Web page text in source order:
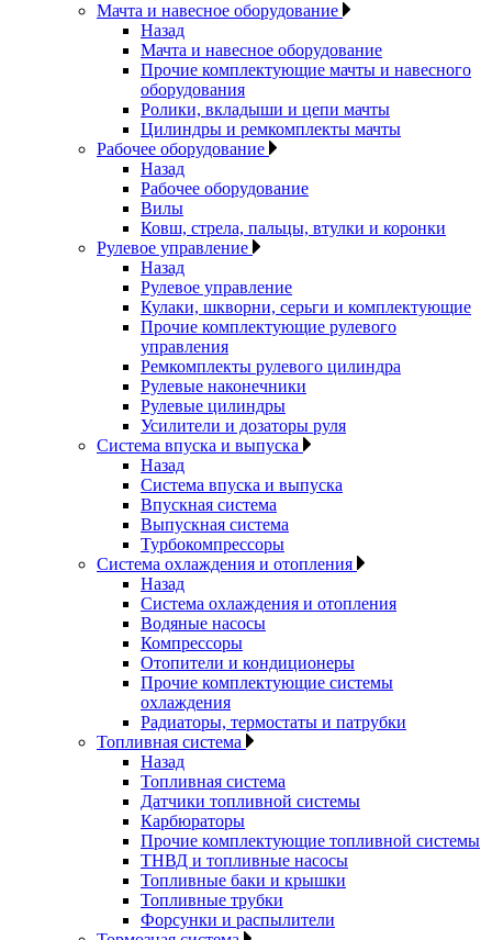
Мачта и навесное оборудование
Назад
Мачта и навесное оборудование
Прочие комплектующие мачты и навесного
оборудования
Ролики, вкладыши и цепи мачты
Цилиндры и ремкомплекты мачты
Рабочее оборудование
Назад
Рабочее оборудование
Вилы
Ковш, стрела, пальцы, втулки и коронки
Рулевое управление
Назад
Рулевое управление
Кулаки, шкворни, серьги и комплектующие
Прочие комплектующие рулевого
управления
Ремкомплекты рулевого цилиндра
Рулевые наконечники
Рулевые цилиндры
Усилители и дозаторы руля
Система впуска и выпуска
Назад
Система впуска и выпуска
Впускная система
Выпускная система
Турбокомпрессоры
Система охлаждения и отопления
Назад
Система охлаждения и отопления
Водяные насосы
Компрессоры
Отопители и кондиционеры
Прочие комплектующие системы
охлаждения
Радиаторы, термостаты и патрубки
Топливная система
Назад
Топливная система
Датчики топливной системы
Карбюраторы
Прочие комплектующие топливной системы
ТНВД и топливные насосы
Топливные баки и крышки
Топливные трубки
Форсунки и распылители